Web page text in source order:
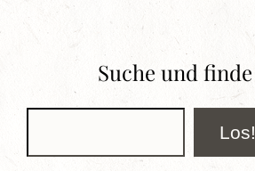
Suche und finde
Los!